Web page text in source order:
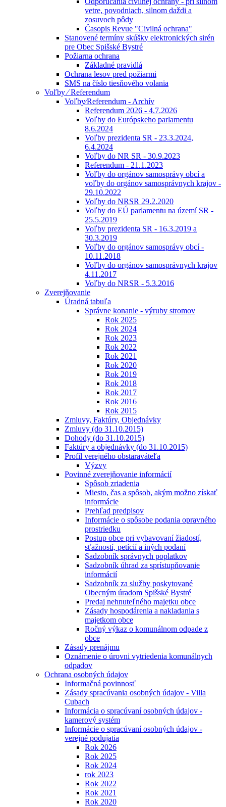
vetre, povodniach, silnom daždi a
zosuvoch pôdy
Časopis Revue "Civilná ochrana"
Stanovené termíny skúšky elektronických sirén
pre Obec Spišské Bystré
Požiarna ochrana
Základné pravidlá
Ochrana lesov pred požiarmi
SMS na číslo tiesňového volania
Voľby ⁄ Referendum
Voľby⁄Referendum - Archív
Referendum 2026 - 4.7.2026
Voľby do Európskeho parlamentu
8.6.2024
Voľby prezidenta SR - 23.3.2024,
6.4.2024
Voľby do NR SR - 30.9.2023
Referendum - 21.1.2023
Voľby do orgánov samosprávy obcí a
voľby do orgánov samosprávnych krajov -
29.10.2022
Voľby do NRSR 29.2.2020
Voľby do EÚ parlamentu na území SR -
25.5.2019
Voľby prezidenta SR - 16.3.2019 a
30.3.2019
Voľby do orgánov samosprávy obcí -
10.11.2018
Voľby do orgánov samosprávnych krajov
4.11.2017
Voľby do NRSR - 5.3.2016
Zverejňovanie
Úradná tabuľa
Správne konanie - výruby stromov
Rok 2025
Rok 2024
Rok 2023
Rok 2022
Rok 2021
Rok 2020
Rok 2019
Rok 2018
Rok 2017
Rok 2016
Rok 2015
Zmluvy, Faktúry, Objednávky
Zmluvy (do 31.10.2015)
Dohody (do 31.10.2015)
Faktúry a objednávky (do 31.10.2015)
Profil verejného obstaraváteľa
Výzvy
Povinné zverejňovanie informácií
Spôsob zriadenia
Miesto, čas a spôsob, akým možno získať
informácie
Prehľad predpisov
Informácie o spôsobe podania opravného
prostriedku
Postup obce pri vybavovaní žiadostí,
sťažností, petícií a iných podaní
Sadzobník správnych poplatkov
Sadzobník úhrad za sprístupňovanie
informácií
Sadzobník za služby poskytované
Obecným úradom Spišské Bystré
Predaj nehnuteľného majetku obce
Zásady hospodárenia a nakladania s
majetkom obce
Ročný výkaz o komunálnom odpade z
obce
Zásady prenájmu
Oznámenie o úrovni vytriedenia komunálnych
odpadov
Ochrana osobných údajov
Informačná povinnosť
Zásady spracúvania osobných údajov - Villa
Cubach
Informácia o spracúvaní osobných údajov -
kamerový systém
Informácie o spracúvaní osobných údajov -
verejné podujatia
Rok 2026
Rok 2025
Rok 2024
rok 2023
Rok 2022
Rok 2021
Rok 2020